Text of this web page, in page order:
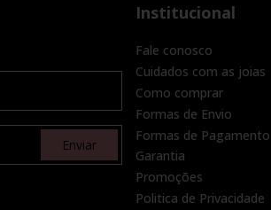
Enviar
Institucional
Fale conosco
Cuidados com as joias
Como comprar
Formas de Envio
Formas de Pagamento
Garantia
Promoções
Politica de Privacidade